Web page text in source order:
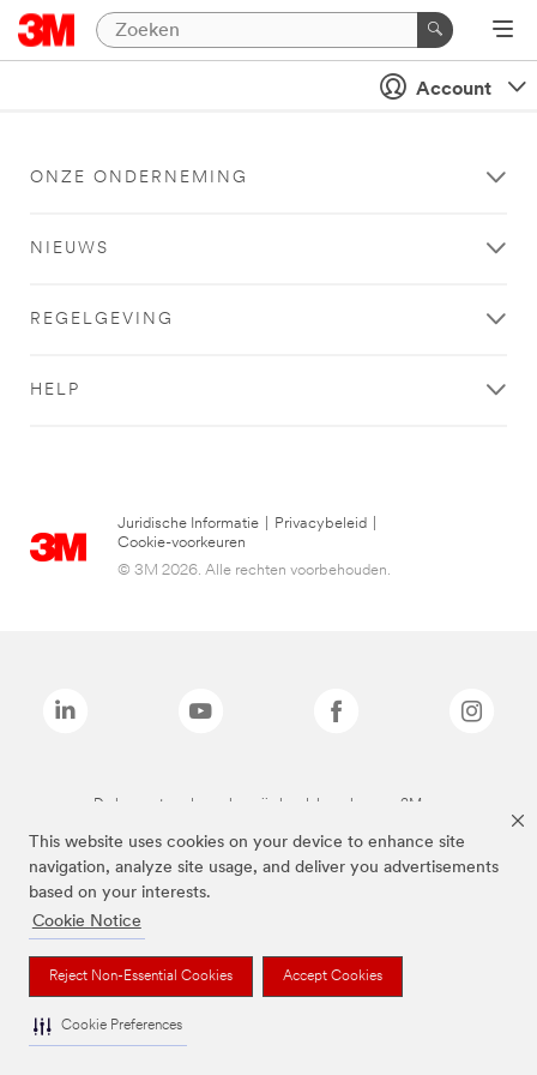
This website uses cookies on your device to enhance site
navigation, analyze site usage, and deliver you advertisements
based on your interests.
Cookie Notice
Reject Non-Essential Cookies Accept Cookies
Cookie Preferences
Account
ONZE ONDERNEMING
NIEUWS
REGELGEVING
HELP
Juridische Informatie Privacybeleid
Cookie-voorkeuren
© 3M 2026. Alle rechten voorbehouden.
De bovenstaande merken zijn handelsmerken van 3M.we